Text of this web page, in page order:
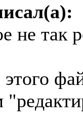
не так